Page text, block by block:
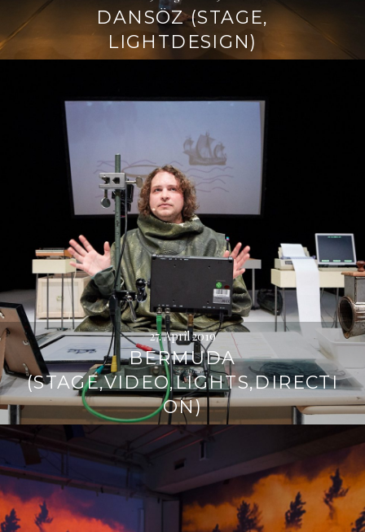
DANSÖZ (STAGE,
LIGHTDESIGN)
27. April 2019
BERMUDA
(STAGE,VIDEO,LIGHTS,DIRECTI
ON)